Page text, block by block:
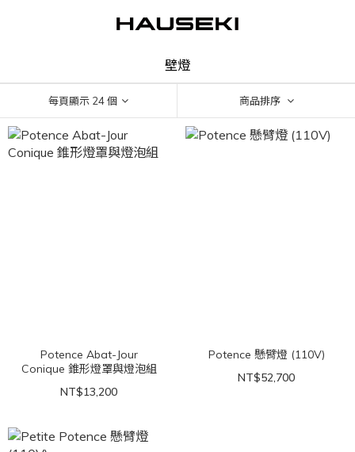
壁燈
每頁顯示 24 個 商品排序
Potence Abat-Jour
Conique 錐形燈罩與燈泡組
NT$13,200
Potence 懸臂燈 (110V)
NT$52,700